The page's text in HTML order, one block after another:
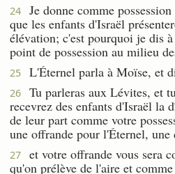
24
Je donne comme
que les enfants d'Israël
élévation; c'est pourquoi je dis
point de possession au milieu
25 L'Éternel parla à Moïse, et
26
Tu parleras aux Lévites, et
recevrez des enfants d'Israël la
de leur part comme votre
une offrande pour l'Éternel,
27
et votre offrande vous sera
qu'on prélève de l'aire et